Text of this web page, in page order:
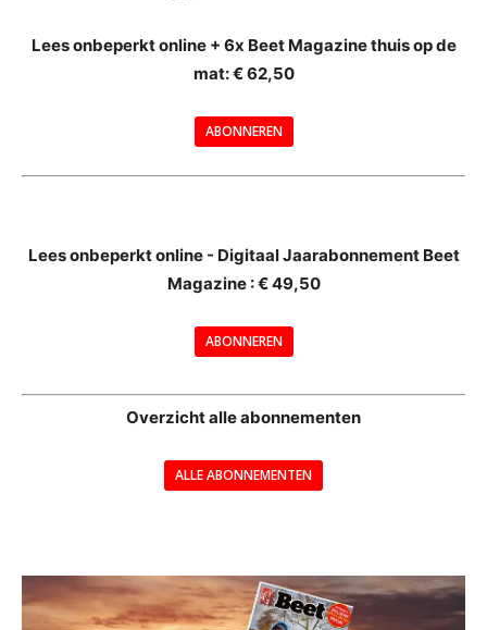
Lees onbeperkt online + 6x Beet Magazine thuis op de
mat: € 62,50
ABONNEREN
Lees onbeperkt online - Digitaal Jaarabonnement Beet
Magazine : € 49,50
ABONNEREN
Overzicht alle abonnementen
ALLE ABONNEMENTEN